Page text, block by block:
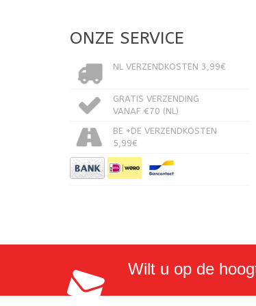
ONZE SERVICE
NL VERZENDKOSTEN 3,99€
GRATIS VERZENDING
VANAF €70 (NL)
BE +DE VERZENDKOSTEN
5,99€
Wilt u op de